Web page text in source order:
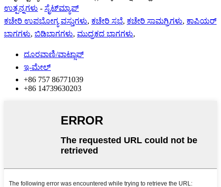
ಉತ್ಪನ್ನಗಳು - ಸೈಟ್‌ಮ್ಯಾಪ್
ಕಚೇರಿ ಉಪಭೋಗ್ಯ ವಸ್ತುಗಳು, ಕಚೇರಿ ಸಭೆ, ಕಚೇರಿ ಸಾಮಗ್ರಿಗಳು, ಕಾಪಿಯರ್
ಭಾಗಗಳು, ಬಿಡಿಭಾಗಗಳು, ಮುದ್ರಕದ ಭಾಗಗಳು,
ದೂರವಾಣಿ/ವಾಟ್ಸಾಪ್
ಇ-ಮೇಲ್
+86 757 86771039
+86 14739630203